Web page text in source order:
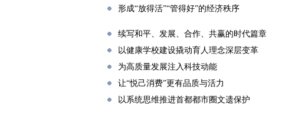
形成“放得活”“管得好”的经济秩序
续写和平、发展、合作、共赢的时代篇章
以健康学校建设撬动育人理念深层变革
为高质量发展注入科技动能
让“悦己消费”更有品质与活力
以系统思维推进首都都市圈文遗保护